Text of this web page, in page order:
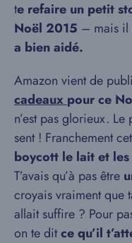
te refaire un petit
Noël 2015 – mais il
a bien aidé.
Amazon vient de
cadeaux pour ce
n’est pas glorieux.
sent ! Franchement
boycott le lait et
T’avais qu’à pas être
croyais vraiment que
allait suffire ? Pour
on te ditce qu’il